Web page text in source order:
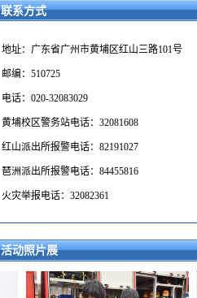
联系方式
地址：广东省广州市黄埔区红山三路101号
邮编：510725
电话：020-32083029
黄埔校区警务站电话：32081608
红山派出所报警电话：82191027
琶洲派出所报警电话：84455816
火灾举报电话：32082361
活动照片展